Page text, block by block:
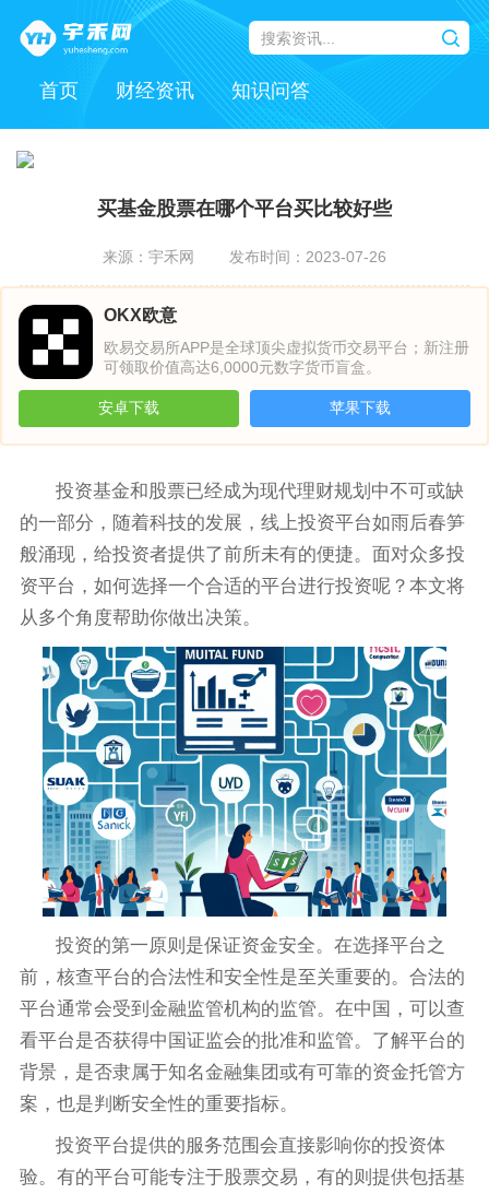
首页 财经资讯 知识问答
买基金股票在哪个平台买比较好些
来源：宇禾网 发布时间：2023-07-26
OKX欧意
欧易交易所APP是全球顶尖虚拟货币交易平台；新注册
可领取价值高达6,0000元数字货币盲盒。
安卓下载 苹果下载
投资基金和股票已经成为现代理财规划中不可或缺
的一部分，随着科技的发展，线上投资平台如雨后春笋
般涌现，给投资者提供了前所未有的便捷。面对众多投
资平台，如何选择一个合适的平台进行投资呢？本文将
从多个角度帮助你做出决策。
投资的第一原则是保证资金安全。在选择平台之
前，核查平台的合法性和安全性是至关重要的。合法的
平台通常会受到金融监管机构的监管。在中国，可以查
看平台是否获得中国证监会的批准和监管。了解平台的
背景，是否隶属于知名金融集团或有可靠的资金托管方
案，也是判断安全性的重要指标。
投资平台提供的服务范围会直接影响你的投资体
验。有的平台可能专注于股票交易，有的则提供包括基